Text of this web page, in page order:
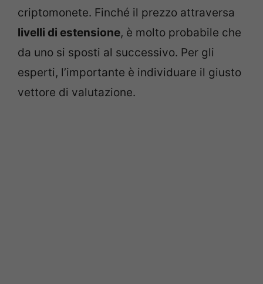
criptomonete. Finché il prezzo attraversa
livelli di estensione, è molto probabile che
da uno si sposti al successivo. Per gli
esperti, l’importante è individuare il giusto
vettore di valutazione.